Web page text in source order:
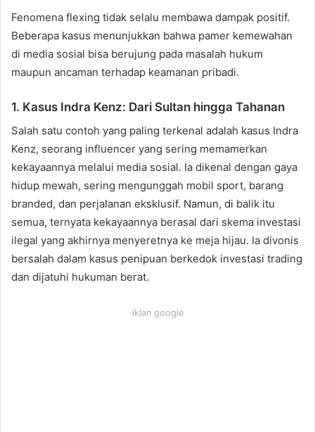
Fenomena flexing tidak selalu membawa dampak positif.
Beberapa kasus menunjukkan bahwa pamer kemewahan
di media sosial bisa berujung pada masalah hukum
maupun ancaman terhadap keamanan pribadi.
1. Kasus Indra Kenz: Dari Sultan hingga Tahanan
Salah satu contoh yang paling terkenal adalah kasus Indra
Kenz, seorang influencer yang sering memamerkan
kekayaannya melalui media sosial. Ia dikenal dengan gaya
hidup mewah, sering mengunggah mobil sport, barang
branded, dan perjalanan eksklusif. Namun, di balik itu
semua, ternyata kekayaannya berasal dari skema investasi
ilegal yang akhirnya menyeretnya ke meja hijau. Ia divonis
bersalah dalam kasus penipuan berkedok investasi trading
dan dijatuhi hukuman berat.
iklan google